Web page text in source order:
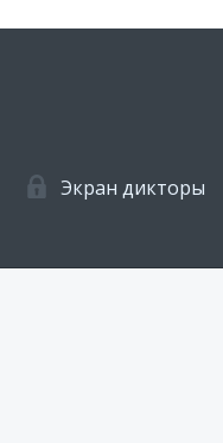
Экран дикторы